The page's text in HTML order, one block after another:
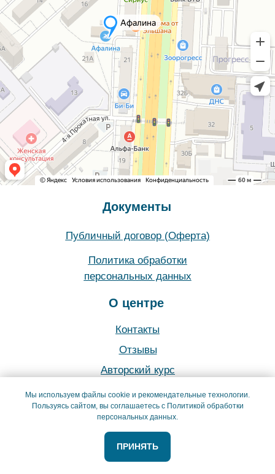
Мы используем файлы cookie и рекомендательные технологии.
Пользуясь сайтом, вы соглашаетесь с Политикой обработки
персональных данных.
ПРИНЯТЬ
Контакты
О центре
Абонементы
Отзывы
Тренерский состав
Авторский курс
Политика обработки
персональных данных
Меню
О центре
Публичный договор (Оферта)
Документы